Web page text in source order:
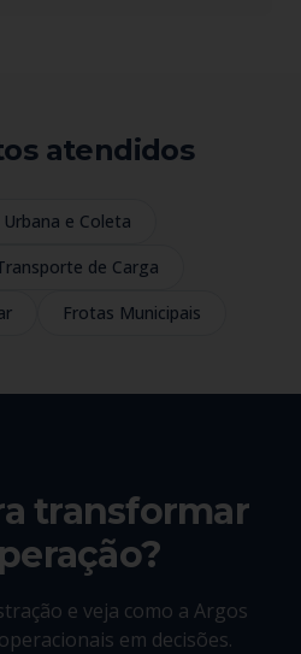
atendidos
e Coleta
de Carga
Frotas Municipais
transformar
e veja como a Argos
em decisões.